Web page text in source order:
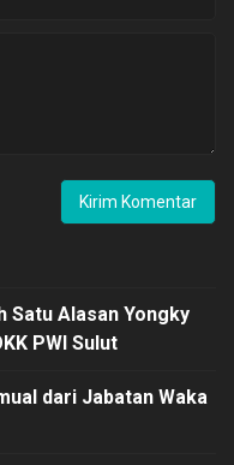
Satu Alasan Yongky
PWI Sulut
dari Jabatan Waka